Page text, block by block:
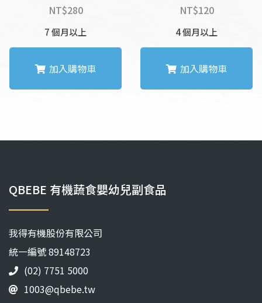
NT$280
7 個月以上
加入購物車
NT$120
4 個月以上
加入購物車
QBEBE 有機蔬食嬰幼兒副食品
我得有機股份有限公司
統⼀編號 89148723
(02) 7751 5000
1003@qbebe.tw